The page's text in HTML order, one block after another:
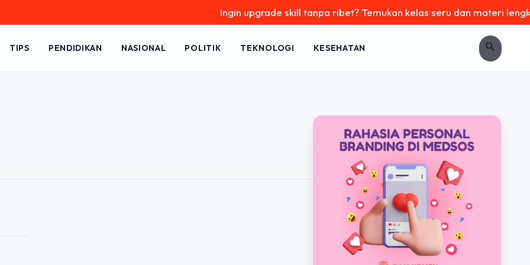
Ingin upgrade skill tanpa ribet? Temukan kelas seru dan materi
TIPS PENDIDIKAN NASIONAL POLITIK TEKNOLOGI KESEHATAN search
setiap pasangan. Kesehatan